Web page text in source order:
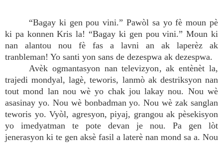
“Bagay ki gen pou vini.” Pawòl sa yo fè moun pè
ki pa konnen Kris la! “Bagay ki gen pou vini.” Moun ki
nan alantou nou fè fas a lavni an ak laperèz ak
tranbleman! Yo santi yon sans de dezespwa ak dezespwa.
Avèk ogmantasyon nan televizyon, ak entènèt la,
trajedi mondyal, lagè, teworis, lanmò ak destriksyon nan
tout mond lan nou wè yo chak jou lakay nou. Nou wè
asasinay yo. Nou wè bonbadman yo. Nou wè zak sanglan
teworis yo. Vyòl, agresyon, piyaj, grangou ak pèsekisyon
yo imedyatman te pote devan je nou. Pa gen lòt
jenerasyon ki te gen aksè fasil a laterè nan mond sa a. Nou